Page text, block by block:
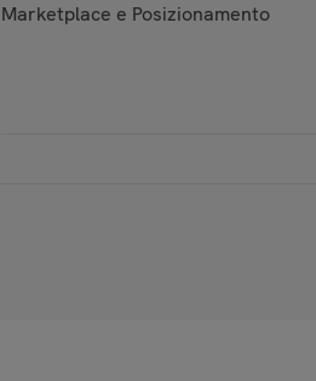
Marketplace e Posizionamento